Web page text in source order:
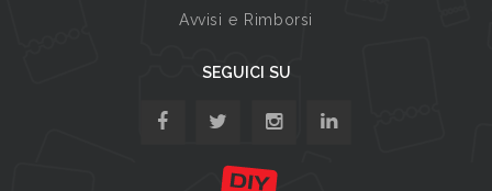
Avvisi e Rimborsi
SEGUICI SU